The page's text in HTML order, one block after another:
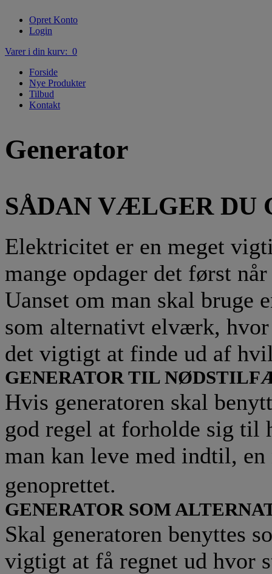
Opret Konto
Login
Varer i din kurv: 0
Forside
Nye Produkter
Tilbud
Kontakt
Generator
SÅDAN VÆLGER DU
Elektricitet er en meget
mange opdager det først
Uanset om man skal bruge
som alternativt elværk,
det vigtigt at finde ud af
GENERATOR TIL
Hvis generatoren skal
god regel at forholde sig
man kan leve med indtil,
genoprettet.
GENERATOR SOM
Skal generatoren benyttes
vigtigt at få regnet ud hvor